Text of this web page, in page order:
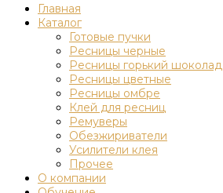
Главная
Каталог
Готовые пучки
Ресницы черные
Ресницы горький шоколад
Ресницы цветные
Ресницы омбре
Клей для ресниц
Ремуверы
Обезжириватели
Усилители клея
Прочее
О компании